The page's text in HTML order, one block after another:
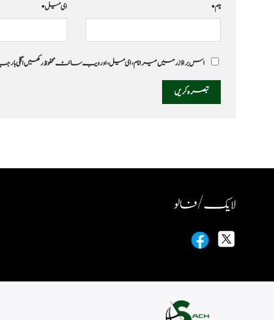
نام* ای میل*
اس براؤزر میں میرا نام، ای میل، اور ویب سائٹ محفوظ رکھیں اگلی
لایک / فالو